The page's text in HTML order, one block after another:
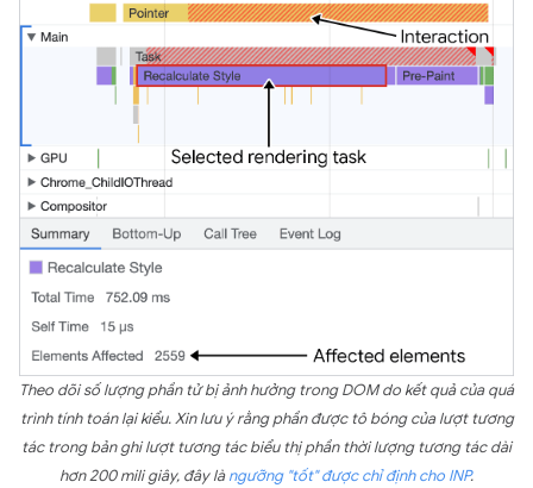
Theo dõi số lượng phần tử bị ảnh hưởng trong DOM do kết quả của quá
trình tính toán lại kiểu. Xin lưu ý rằng phần được tô bóng của lượt tương
tác trong bản ghi lượt tương tác biểu thị phần thời lượng tương tác dài
hơn 200 mili giây, đây làngưỡng "tốt" được chỉ định cho INP.